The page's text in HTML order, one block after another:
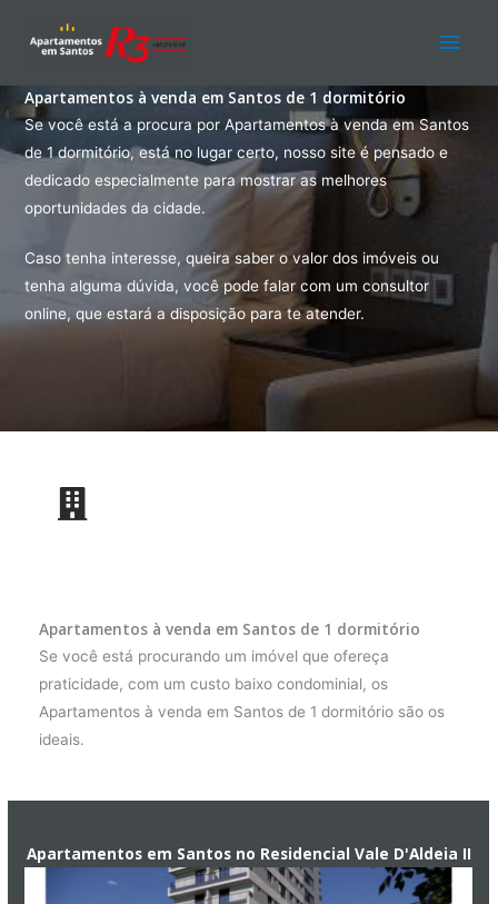
para
conteúdo
Apartamentos à venda em Santos de 1 dormitório
Se você está a procura por Apartamentos à venda em Santos
de 1 dormitório, está no lugar certo, nosso site é pensado e
dedicado especialmente para mostrar as melhores
oportunidades da cidade.
Caso tenha interesse, queira saber o valor dos imóveis ou
tenha alguma dúvida, você pode falar com um consultor
online, que estará a disposição para te atender.
Apartamentos à venda em Santos de 1 dormitório
Se você está procurando um imóvel que ofereça
praticidade, com um custo baixo condominial, os
Apartamentos à venda em Santos de 1 dormitório são os
ideais.
Apartamentos em Santos no Residencial Vale D'Aldeia II